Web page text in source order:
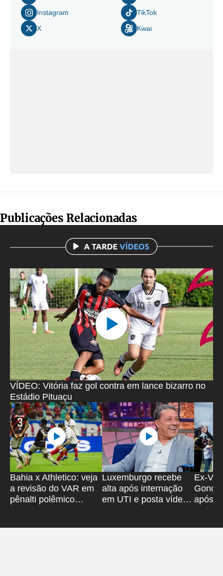
Instagram
X
TikTok
Kwai
Publicações Relacionadas
VÍDEO: Vitória faz gol contra em lance bizarro no
Estádio Pituaçu
Bahia x Athletico: veja
a revisão do VAR em
pênalti polêmico
Luxemburgo recebe
alta após internação
em UTI e posta vídeo;
Ex-
após